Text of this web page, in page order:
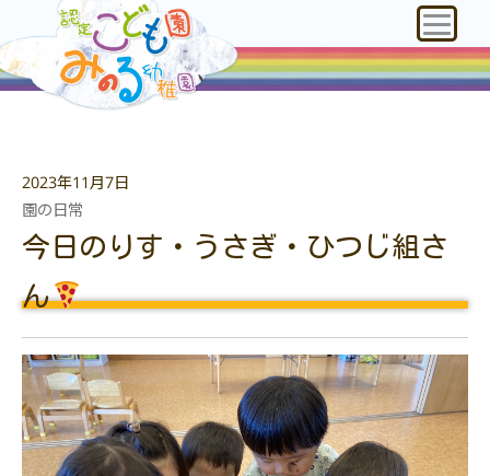
2023年11月7日
園の日常
今日のりす・うさぎ・ひつじ組さ
ん